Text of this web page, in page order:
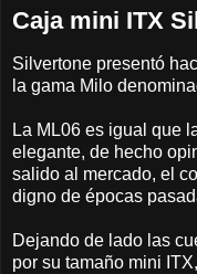
Caja mini ITX
Silvertone presentó
la gama Milo
La ML06 es igual que
elegante, de hecho
salido al mercado, el
digno de épocas
Dejando de lado las
por su tamaño mini